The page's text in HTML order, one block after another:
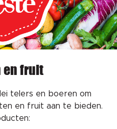
en fruit
telers en boeren om
en fruit aan te bieden.